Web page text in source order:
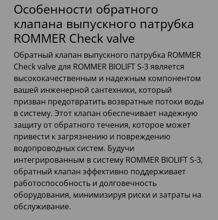
Особенности обратного
клапана выпускного патрубка
ROMMER Check valve
Обратный клапан выпускного патрубка ROMMER
Check valve для ROMMER BIOLIFT S-3 является
высококачественным и надежным компонентом
вашей инженерной сантехники, который
призван предотвратить возвратные потоки воды
в систему. Этот клапан обеспечивает надежную
защиту от обратного течения, которое может
привести к загрязнению и повреждению
водопроводных систем. Будучи
интегрированным в систему ROMMER BIOLIFT S-3,
обратный клапан эффективно поддерживает
работоспособность и долговечность
оборудования, минимизируя риски и затраты на
обслуживание.